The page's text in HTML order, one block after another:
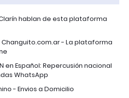
hablan de esta plataforma
Changuito.com.ar - La plataforma
en Español: Repercusión nacional
WhatsApp
- Envios a Domicilio